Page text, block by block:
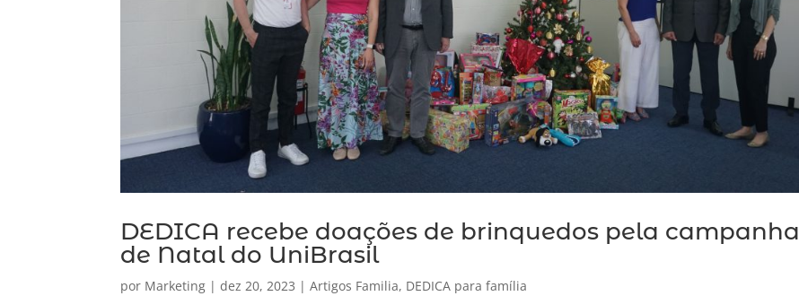
DEDICA recebe doações de brinquedos pela campanha
de Natal do UniBrasil
por Marketing |dez 20, 2023 |Artigos Familia, DEDICA para família